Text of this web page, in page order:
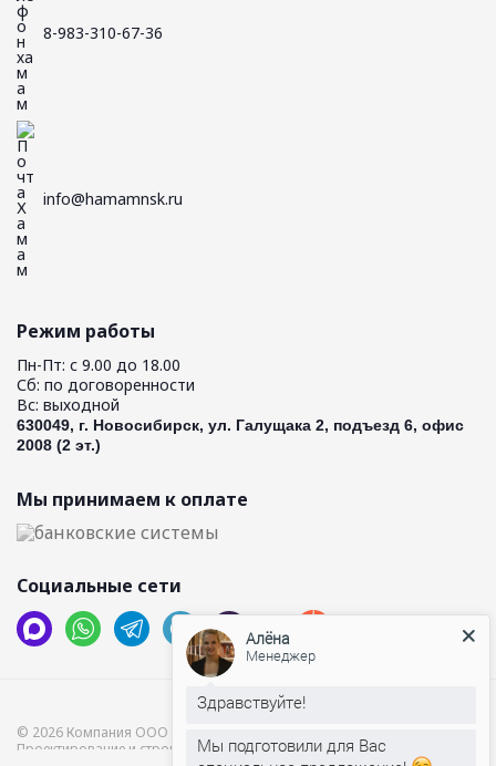
8-983-310-67-36
info@hamamnsk.ru
Режим работы
Пн-Пт: с 9.00 до 18.00
Сб: по договоренности
Вс: выходной
630049, г. Новосибирск, ул. Галущака 2, подъезд 6, офис
2008 (2 эт.)
Мы принимаем к оплате
Социальные сети
© 2026 Компания ООО “Хамам”.
Проектирование и строительство бань и саун. Производство дверей.
Алёна
Менеджер
Здравствуйте!
Мы подготовили для Вас